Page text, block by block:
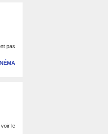
pas
le